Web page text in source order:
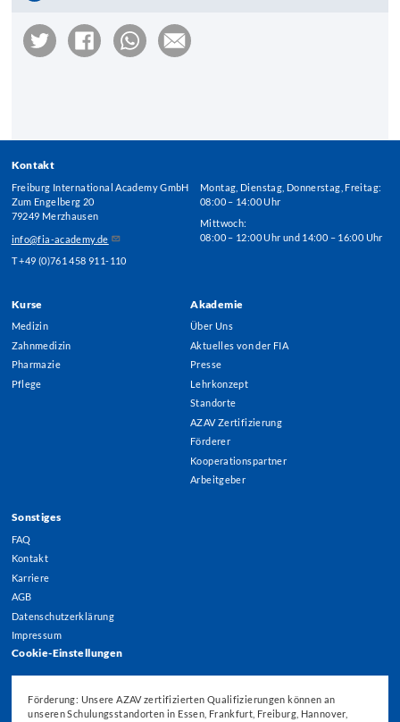
Kontakt
Freiburg International Academy GmbH
Zum Engelberg 20
79249 Merzhausen
info@fia-academy.de
T +49 (0)761 458 911-110
Montag, Dienstag, Donnerstag, Freitag:
08:00 – 14:00 Uhr
Mittwoch:
08:00 – 12:00 Uhr und 14:00 – 16:00 Uhr
Footer
Menu
Kurse
Medizin
Zahnmedizin
Pharmazie
Pflege
Akademie
Über Uns
Aktuelles von der FIA
Presse
Lehrkonzept
Standorte
AZAV Zertifizierung
Förderer
Kooperationspartner
Arbeitgeber
Sonstiges
FAQ
Kontakt
Karriere
AGB
Datenschutzerklärung
Impressum
Cookie-Einstellungen
Förderung: Unsere AZAV zertifizierten Qualifizierungen können an
unseren Schulungsstandorten in Essen, Frankfurt, Freiburg, Hannover,